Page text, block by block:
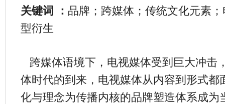
关键词 ： 品牌；跨媒体；传统文化元素
型衍生
跨媒体语境下，电视媒体受到巨大冲击
体时代的到来，电视媒体从内容到形式都
化与理念为传播内核的品牌塑造体系成为